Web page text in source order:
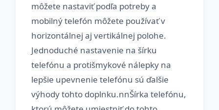
môžete nastaviť podľa potreby a
mobilný telefón môžete používať v
horizontálnej aj vertikálnej polohe.
Jednoduché nastavenie na šírku
telefónu a protišmykové nálepky na
lepšie upevnenie telefónu sú ďalšie
výhody tohto doplnku.nnŠírka telefónu,